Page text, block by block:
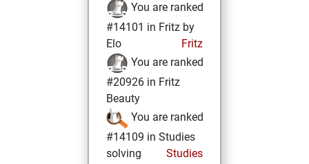
You are ranked
#14101 in Fritz by
Elo
Fritz
You are ranked
#20926 in Fritz
Beauty
You are ranked
#14109 in Studies
solving
Studies